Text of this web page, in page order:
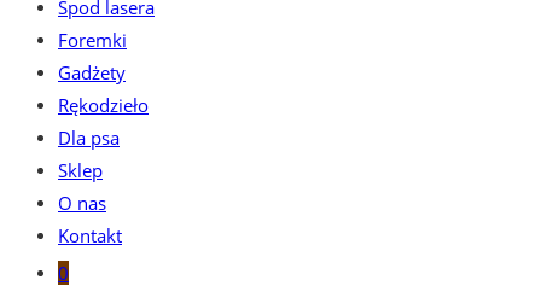
Spod lasera
Foremki
Gadżety
Rękodzieło
Dla psa
Sklep
O nas
Kontakt
0